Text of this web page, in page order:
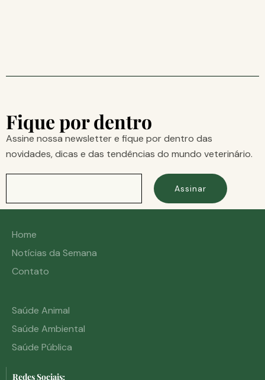
Fique por dentro
Assine nossa newsletter e fique por dentro das
novidades, dicas e das tendências do mundo veterinário.
Assinar
Home
Notícias da Semana
Contato
Saúde Animal
Saúde Ambiental
Saúde Pública
Redes Sociais: